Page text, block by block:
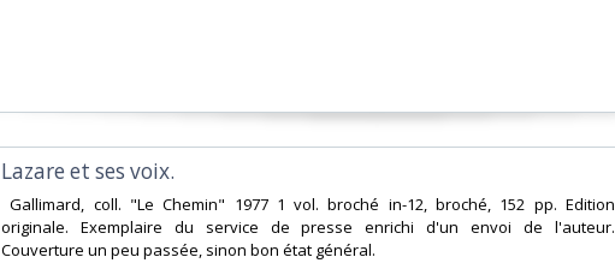
‎Lazare et ses voix.‎
‎ Gallimard, coll. "Le Chemin" 1977 1 vol. broché in-12, broché, 152 pp. Edition
originale. Exemplaire du service de presse enrichi d'un envoi de l'auteur.
Couverture un peu passée, sinon bon état général.‎